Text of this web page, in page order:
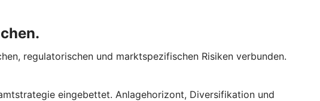
regulatorischen und marktspezifischen Risiken verbunden.
eingebettet. Anlagehorizont, Diversifikation und